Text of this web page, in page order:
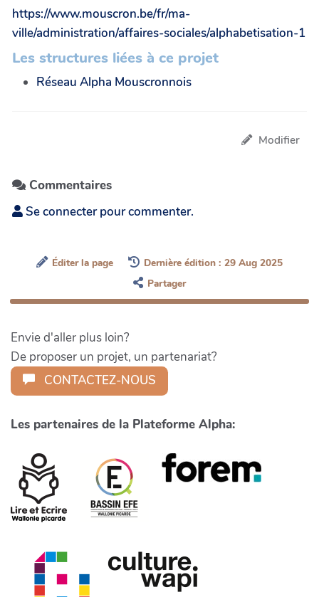
https://www.mouscron.be/fr/ma-
ville/administration/affaires-sociales/alphabetisation-1
Les structures liées à ce projet
Réseau Alpha Mouscronnois
Modifier
Commentaires
Se connecter pour commenter.
Éditer la page
Dernière édition : 29 Aug 2025
Partager
Envie d'aller plus loin?
De proposer un projet, un partenariat?
CONTACTEZ-NOUS
Les partenaires de la Plateforme Alpha: